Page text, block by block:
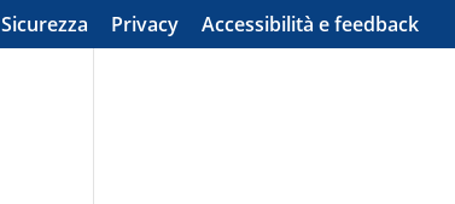
Sicurezza Privacy Accessibilità e feedback